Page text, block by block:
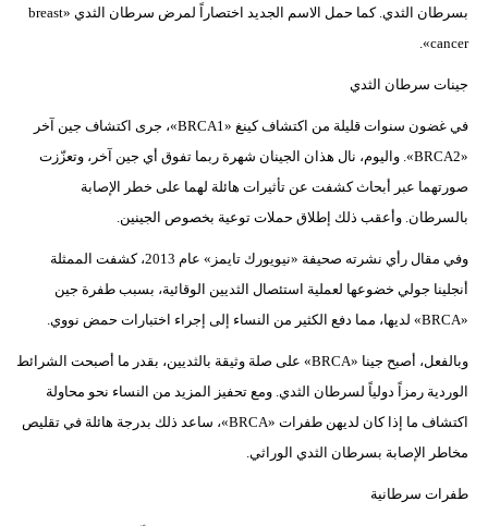
بسرطان الثدي. كما حمل الاسم الجديد اختصاراً لمرض سرطان الثدي «breast
cancer».
جينات سرطان الثدي
في غضون سنوات قليلة من اكتشاف كينغ «BRCA1»، جرى اكتشاف جين آخر
«BRCA2». واليوم، نال هذان الجينان شهرة ربما تفوق أي جين آخر، وتعزّزت
صورتهما عبر أبحاث كشفت عن تأثيرات هائلة لهما على خطر الإصابة
بالسرطان. وأعقب ذلك إطلاق حملات توعية بخصوص الجينين.
وفي مقال رأي نشرته صحيفة «نيويورك تايمز» عام 2013، كشفت الممثلة
أنجلينا جولي خضوعها لعملية استئصال الثديين الوقائية، بسبب طفرة جين
«BRCA» لديها، مما دفع الكثير من النساء إلى إجراء اختبارات حمض نووي.
وبالفعل، أصبح جينا «BRCA» على صلة وثيقة بالثديين، بقدر ما أصبحت الشرائط
الوردية رمزاً دولياً لسرطان الثدي. ومع تحفيز المزيد من النساء نحو محاولة
اكتشاف ما إذا كان لديهن طفرات «BRCA»، ساعد ذلك بدرجة هائلة في تقليص
مخاطر الإصابة بسرطان الثدي الوراثي.
طفرات سرطانية